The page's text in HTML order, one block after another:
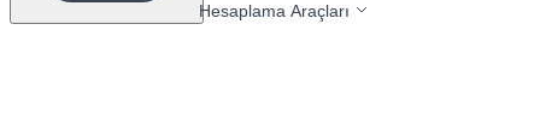
Hesaplama Araçları